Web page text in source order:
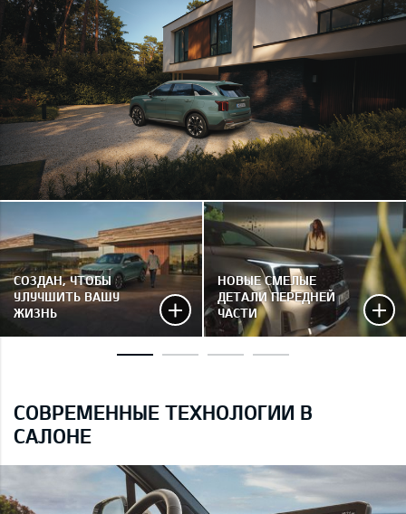
СОЗДАН, ЧТОБЫ
УЛУЧШИТЬ ВАШУ
ЖИЗНЬ
НОВЫЕ СМЕЛЫЕ
ДЕТАЛИ ПЕРЕДНЕЙ
ЧАСТИ
СОВРЕМЕННЫЕ ТЕХНОЛОГИИ В
САЛОНЕ